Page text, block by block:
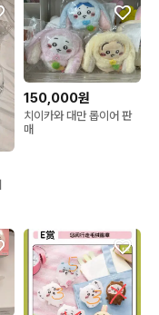
150,000원
치이카와 대만 롭이어 판
매